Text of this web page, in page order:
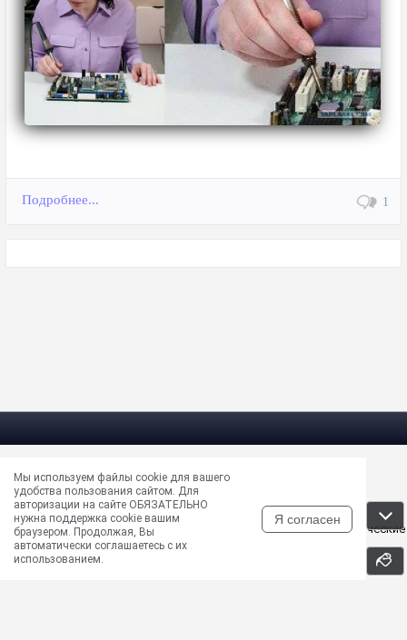
Подробнее... 1
Электрическая почта —masun@unews.pro
Сообщить об ошибке —support@unews.pro
rss - Читать новости в RSS
Disclaimer: Все права на публикуемые аудио, видео, графические
и текстовые материалы принадлежат их владельцам
Мы используем файлы cookie для вашего
удобства пользования сайтом. Для
авторизации на сайте ОБЯЗАТЕЛЬНО
нужна поддержка cookie вашим
браузером. Продолжая, Вы
автоматически соглашаетесь с их
использованием.
Я согласен